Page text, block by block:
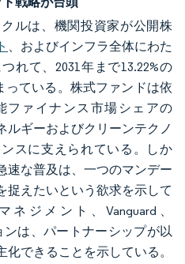
ルは、機関投資家が公開株
、およびインフラ全体にわた
れて、2031年まで13.22%の
っている。株式ファンドは依
ファイナンス市場シェアの
ルギーおよびクリーンテクノ
スに支えられている。しか
速な普及は、一つのマンデー
捉えたいという欲求を示して
ジメント、Vanguard、
ンは、パートナーシップが以
できることを示している。